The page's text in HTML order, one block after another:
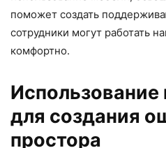
поможет создать
сотрудники могут работать
комфортно.
Использование
для создания
простора